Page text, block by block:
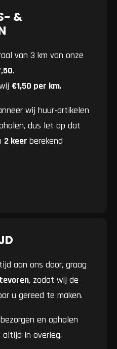
&
van 3 km van onze
.
€1,50 per km.
wij huur-artikelen
dus let op dat
2 keer berekend
aan ons door, graag
, zodat wij de
u gereed te maken.
en ophalen
in overleg.